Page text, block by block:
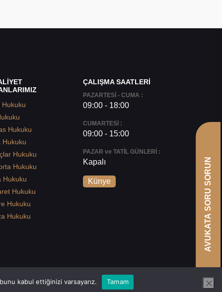
Hukuku
Hukuku
Hukuku
Hukuku
Hukuku
Hukuku
Hukuku
Hukuku
Hukuku
ÇALIŞMA SAATLERİ
PAZARTESİ - CUMA :
09:00 - 18:00
CUMARTESİ :
09:00 - 15:00
PAZAR ve TATİL GÜNLERİ :
Kapalı
Künye
kabul ettiğinizi varsayarız. Tamam
AVUKATA SORU SORUN